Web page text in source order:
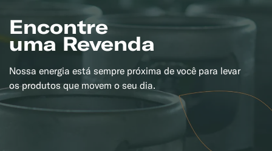
PEÇA GÁS
ENCONTRE UMA REVENDA
MEDIÇÃO INDIVIDUALIZADA
#CAMPANHAS
Encontre
uma Revenda
Nossa energia está sempre próxima de você para levar
os produtos que movem o seu dia.